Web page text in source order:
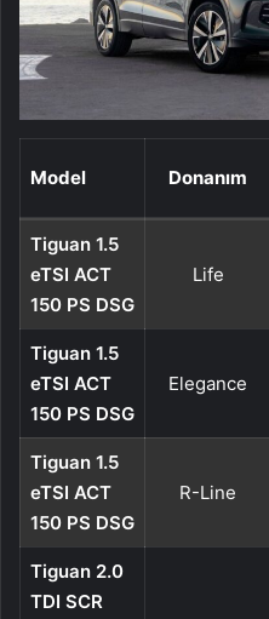
Model Donanım
Tiguan 1.5
eTSI ACT
150 PS DSG
Life
Tiguan 1.5
eTSI ACT
150 PS DSG
Elegance
Tiguan 1.5
eTSI ACT
150 PS DSG
R-Line
Tiguan 2.0
TDI SCR